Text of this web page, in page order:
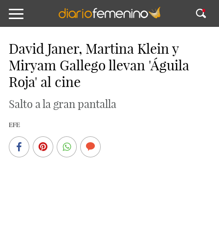
David Janer, Martina Klein y
Miryam Gallego llevan 'Águila
Roja' al cine
Salto a la gran pantalla
EFE